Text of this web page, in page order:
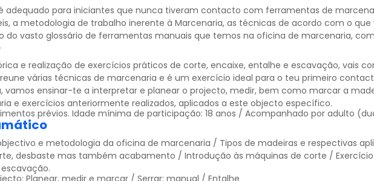
adequado para iniciantes que nunca tiveram contacto com ferramentas de
a metodologia de trabalho inerente à Marcenaria, as técnicas de acordo com o
do vasto glossário de ferramentas manuais que temos na oficina de marcenaria,
e realização de exercícios práticos de corte, encaixe, entalhe e escavação, vais
várias técnicas de marcenaria e é um exercício ideal para o teu primeiro
vamos ensinar-te a interpretar e planear o projecto, medir, bem como marcar a
e exercícios anteriormente realizados, aplicados a este objecto específico.
prévios. Idade mínima de participação: 18 anos / Acompanhado por adulto
e metodologia da oficina de marcenaria / Tipos de madeiras e respectivas
desbaste mas também acabamento / Introdução às máquinas de corte /
Planear, medir e marcar / Serrar: manual / Entalhe